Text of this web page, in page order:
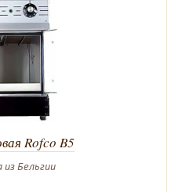
Rofco B5
из Бельгии